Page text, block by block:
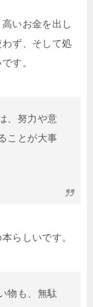
いお金を出し
ず、そして処
す。
、努力や意
ことが大事
らしいです。
物も、無駄